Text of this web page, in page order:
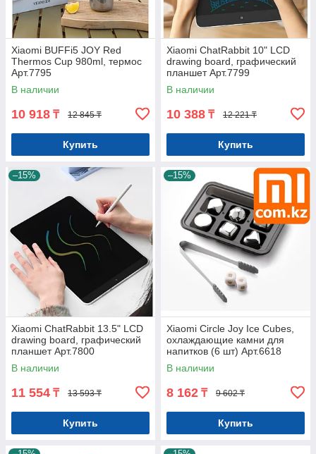
Xiaomi BUFFi5 JOY Red
Thermos Cup 980ml, термос
Арт.7795
В наличии
10 918 ₸ 12 845 ₸
Купить
Xiaomi ChatRabbit 10" LCD
drawing board, графический
планшет Арт.7799
В наличии
10 388 ₸ 12 221 ₸
Купить
–15%
Xiaomi ChatRabbit 13.5" LCD
drawing board, графический
планшет Арт.7800
В наличии
11 554 ₸ 13 593 ₸
Купить
–15%
Xiaomi Circle Joy Ice Cubes,
охлаждающие камни для
напитков (6 шт) Арт.6618
В наличии
8 162 ₸ 9 602 ₸
Купить